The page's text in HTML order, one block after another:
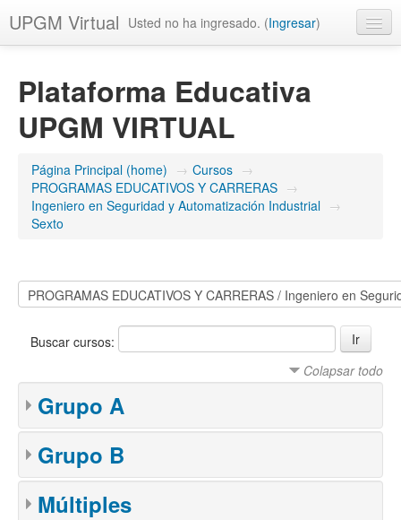
UPGM Virtual Usted no ha ingresado. (Ingresar)
Plataforma Educativa
UPGM VIRTUAL
Página Principal (home) → Cursos →
PROGRAMAS EDUCATIVOS Y CARRERAS →
Ingeniero en Seguridad y Automatización Industrial →
Sexto
Buscar cursos:
Colapsar todo
Grupo A
Grupo B
Múltiples